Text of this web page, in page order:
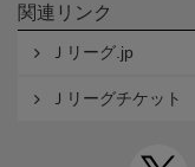
関連リンク
Ｊリーグ.jp
Ｊリーグチケット